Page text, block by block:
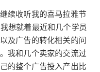
续收听我的喜马拉雅节
想就着最近和几个学员
及广告的转化相关的问
我和几个卖家的交流过
的整个广告投入产出比